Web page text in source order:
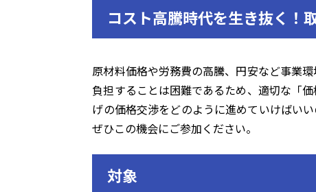
コスト高騰時代を生き抜く！
原材料価格や労務費の高騰、円安など事業
負担することは困難であるため、適切な「
げの価格交渉をどのように進めていけばい
ぜひこの機会にご参加ください。
対象